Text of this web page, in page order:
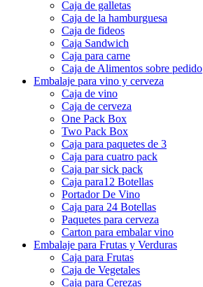
Caja de galletas
Caja de la hamburguesa
Caja de fideos
Caja Sandwich
Caja para carne
Caja de Alimentos sobre pedido
Embalaje para vino y cerveza
Caja de vino
Caja de cerveza
One Pack Box
Two Pack Box
Caja para paquetes de 3
Caja para cuatro pack
Caja par sick pack
Caja para12 Botellas
Portador De Vino
Caja para 24 Botellas
Paquetes para cerveza
Carton para embalar vino
Embalaje para Frutas y Verduras
Caja para Frutas
Caja de Vegetales
Caja para Cerezas